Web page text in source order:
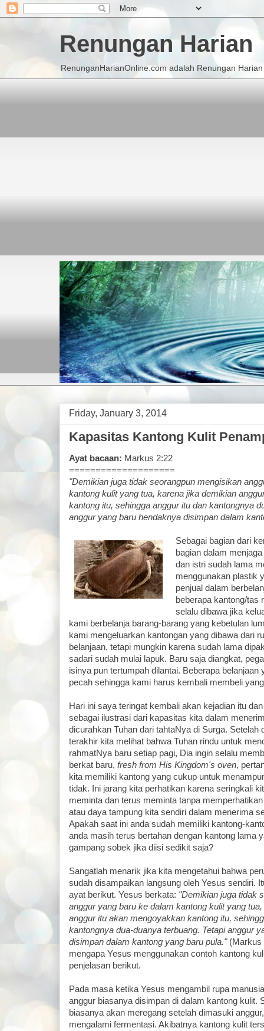
Renungan Harian
RenunganHarianOnline.com adalah Renungan
Friday, January 3, 2014
Kapasitas Kantong Kulit
Ayat bacaan: Markus 2:22
====================
"Demikian juga tidak seorangpun mengisikan
kantong kulit yang tua, karena jika demikian
kantong itu, sehingga anggur itu dan kantongnya
anggur yang baru hendaknya disimpan dalam
Sebagai bagian dari
bagian dalam
dan istri sudah lama
menggunakan plastik
penjual dalam
beberapa kantong/tas
selalu dibawa jika
kami berbelanja barang-barang yang kebetulan
kami mengeluarkan kantongan yang dibawa dari
belanjaan, tetapi mungkin karena sudah lama
sadari sudah mulai lapuk. Baru saja diangkat,
isinya pun tertumpah dilantai. Beberapa belanjaan
pecah sehingga kami harus kembali membeli
Hari ini saya teringat kembali akan kejadian itu
sebagai ilustrasi dari kapasitas kita dalam
dicurahkan Tuhan dari tahtaNya di Surga. Setelah
terakhir kita melihat bahwa Tuhan rindu untuk
rahmatNya baru setiap pagi, Dia ingin selalu
berkat baru, fresh from His Kingdom's oven,
kita memiliki kantong yang cukup untuk
tidak. Ini jarang kita perhatikan karena seringkali
meminta dan terus meminta tanpa
atau daya tampung kita sendiri dalam menerima
Apakah saat ini anda sudah memiliki kantong-
anda masih terus bertahan dengan kantong lama
gampang sobek jika diisi sedikit saja?
Sangatlah menarik jika kita mengetahui bahwa
sudah disampaikan langsung oleh Yesus sendiri.
ayat berikut. Yesus berkata: "Demikian juga tidak
anggur yang baru ke dalam kantong kulit yang
anggur itu akan mengoyakkan kantong itu,
kantongnya dua-duanya terbuang. Tetapi anggur
disimpan dalam kantong yang baru pula."(Markus
mengapa Yesus menggunakan contoh kantong
penjelasan berikut.
Pada masa ketika Yesus mengambil rupa
anggur biasanya disimpan di dalam kantong kulit.
biasanya akan meregang setelah dimasuki
mengalami fermentasi. Akibatnya kantong kulit